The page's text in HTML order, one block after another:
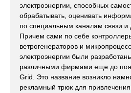
электроэнергии, способных
обрабатывать, оценивать
по специальным каналам связи и
Причем сами по себе
ветрогенераторов и
электроэнергии были
различными фирмами еще до
Grid. Это название возникло
рекламный трюк для